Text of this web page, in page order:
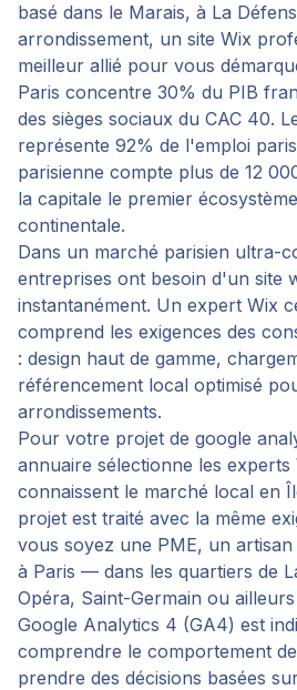
basé dans le Marais, à La
arrondissement, un site Wix
meilleur allié pour vous
Paris concentre 30% du PIB
des sièges sociaux du CAC 40.
représente 92% de l'emploi
parisienne compte plus de 12
la capitale le premier
continentale.
Dans un marché parisien ultra-
entreprises ont besoin d'un site
instantanément. Un expert Wix
comprend les exigences des
: design haut de gamme,
référencement local optimisé
arrondissements.
Pour votre projet de google
annuaire sélectionne les experts
connaissent le marché local en
projet est traité avec la même
vous soyez une PME, un
à Paris — dans les quartiers de
Opéra, Saint-Germain ou
Google Analytics 4 (GA4) est
comprendre le comportement
prendre des décisions basées